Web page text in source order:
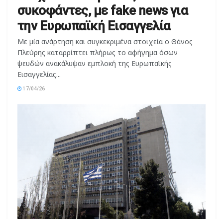
Με μία ανάρτηση και συγκεκριμένα στοιχεία ο Θάνος
Πλεύρης καταρρίπτει πλήρως το αφήγημα όσων
ψευδών ανακάλυψαν εμπλοκή της Ευρωπαϊκής
Εισαγγελίας...
17/04/26
ΠΟΛΙΤΙΚΉ